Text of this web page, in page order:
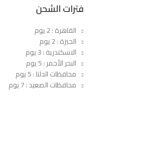
فترات الشحن
القاهرة : 2 يوم
الجيزة : 2 يوم
الاسكندرية : 3 يوم
البحر الأحمر : 5 يوم
محافظات الدلتا : 5 يوم
محافظات الصعيد : 7 يوم